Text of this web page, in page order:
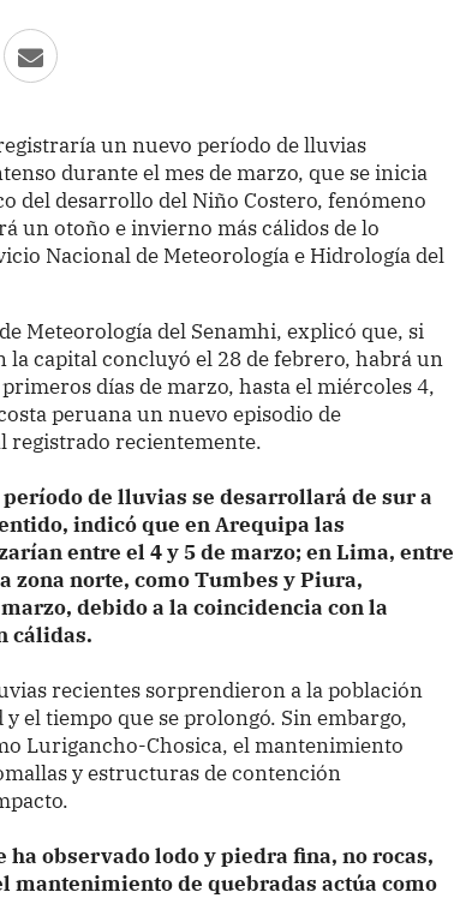
un nuevo período de lluvias
durante el mes de marzo, que se inicia
del desarrollo del Niño Costero, fenómeno
un otoño e invierno más cálidos de lo
Nacional de Meteorología e Hidrología del
Meteorología del Senamhi, explicó que, si
la capital concluyó el 28 de febrero, habrá un
días de marzo, hasta el miércoles 4,
peruana un nuevo episodio de
registrado recientemente.
de lluvias se desarrollará de sur a
indicó que en Arequipa las
entre el 4 y 5 de marzo; en Lima, entre
zona norte, como Tumbes y Piura,
debido a la coincidencia con la
cálidas.
recientes sorprendieron a la población
el tiempo que se prolongó. Sin embargo,
Lurigancho-Chosica, el mantenimiento
y estructuras de contención
ha observado lodo y piedra fina, no rocas,
mantenimiento de quebradas actúa como